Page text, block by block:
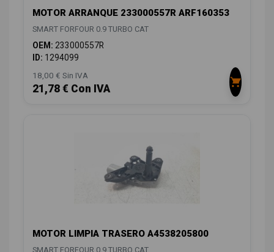
MOTOR ARRANQUE 233000557R ARF160353
SMART FORFOUR 0.9 TURBO CAT
OEM: 233000557R
ID: 1294099
18,00 € Sin IVA
21,78 € Con IVA
MOTOR LIMPIA TRASERO A4538205800
SMART FORFOUR 0.9 TURBO CAT